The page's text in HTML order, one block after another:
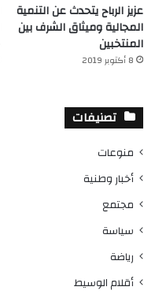
عزيز الرباح يتحدث عن التنمية
المجالية وميثاق الشرف بين
المنتخبين
8 أكتوبر 2019
تصنيفات
منوعات
أخبار وطنية
مجتمع
سياسة
رياضة
أقلام الوسيط